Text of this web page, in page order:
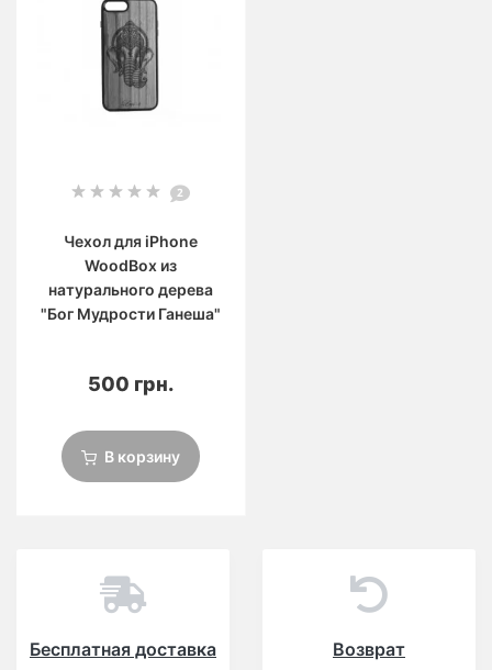
2
Чехол для iPhone
WoodBox из
натурального дерева
"Бог Мудрости Ганеша"
500 грн.
В корзину
Бесплатная доставка Возврат